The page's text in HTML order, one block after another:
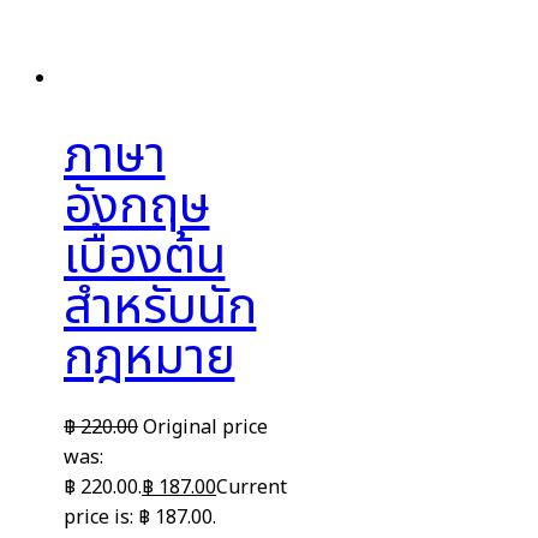
ภาษา
อังกฤษ
เบื้องต้น
สำหรับนัก
กฎหมาย
฿220.00Original price
was:
฿ 220.00.฿ 187.00Current
price is: ฿ 187.00.